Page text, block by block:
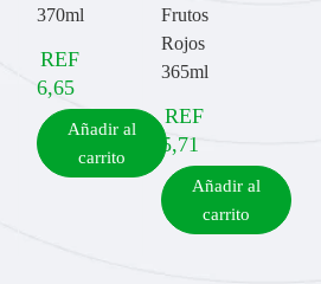
370ml
REF
6,65
Añadir al
carrito
Frutos
Rojos
365ml
REF
5,71
Añadir al
carrito